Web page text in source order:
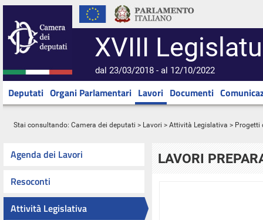
XVIII
dal 23/03/2018 - al 12/10/2022
Deputati Organi Parlamentari Lavori Documenti
Stai consultando: Camera dei deputati > Lavori > Attività Legislativa > Progetti
Agenda dei Lavori
Resoconti
Attività Legislativa
LAVORI